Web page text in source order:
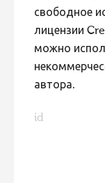
свободное
лицензии
можно
автора.
id